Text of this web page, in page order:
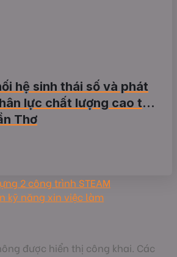
hệ sinh thái số và phát
lực chất lượng cao tại
Thơ
2 công trình STEAM
kỹ năng xin việc làm
được hiển thị công khai. Các